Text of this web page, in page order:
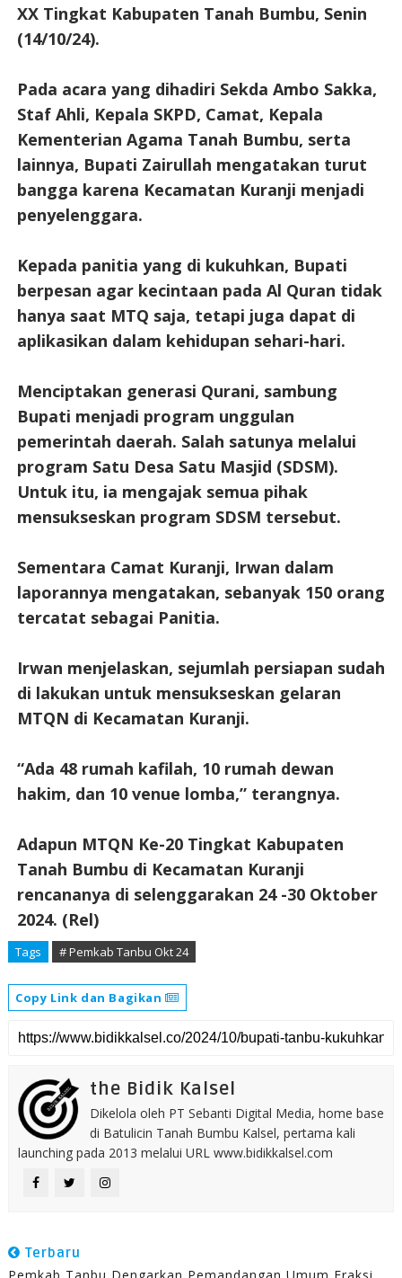
XX Tingkat Kabupaten Tanah Bumbu, Senin
(14/10/24).
Pada acara yang dihadiri Sekda Ambo Sakka,
Staf Ahli, Kepala SKPD, Camat, Kepala
Kementerian Agama Tanah Bumbu, serta
lainnya, Bupati Zairullah mengatakan turut
bangga karena Kecamatan Kuranji menjadi
penyelenggara.
Kepada panitia yang di kukuhkan, Bupati
berpesan agar kecintaan pada Al Quran tidak
hanya saat MTQ saja, tetapi juga dapat di
aplikasikan dalam kehidupan sehari-hari.
Menciptakan generasi Qurani, sambung
Bupati menjadi program unggulan
pemerintah daerah. Salah satunya melalui
program Satu Desa Satu Masjid (SDSM).
Untuk itu, ia mengajak semua pihak
mensukseskan program SDSM tersebut.
Sementara Camat Kuranji, Irwan dalam
laporannya mengatakan, sebanyak 150 orang
tercatat sebagai Panitia.
Irwan menjelaskan, sejumlah persiapan sudah
di lakukan untuk mensukseskan gelaran
MTQN di Kecamatan Kuranji.
“Ada 48 rumah kafilah, 10 rumah dewan
hakim, dan 10 venue lomba,” terangnya.
Adapun MTQN Ke-20 Tingkat Kabupaten
Tanah Bumbu di Kecamatan Kuranji
rencananya di selenggarakan 24 -30 Oktober
2024. (Rel)
Tags # Pemkab Tanbu Okt 24
Copy Link dan Bagikan
the Bidik Kalsel
Dikelola oleh PT Sebanti Digital Media, home base
di Batulicin Tanah Bumbu Kalsel, pertama kali
launching pada 2013 melalui URL www.bidikkalsel.com
Terbaru